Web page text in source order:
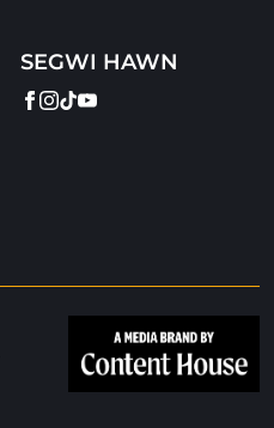
SEGWI HAWN
FACEBOOK
INSTAGRAM
TIKTOK
YOUTUBE